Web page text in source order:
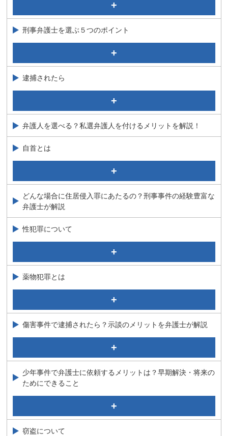
起訴について弁護士が解説
量刑とは
刑事事件と民事事件の違い
刑事事件の種類
警察からの呼び出しがあった場合の対応について弁護士
刑事弁護士を選ぶ５つのポイント
ご本人やご家族とともに力いっぱい闘う姿勢
刑事弁護士を選ぶその他のポイント
多くの問い合わせ実績と豊富な解決事例
実績に裏打ちされた高い専門性とノウハウを持っている
難解な事件にも対応できる
逮捕されたら
何をしたら証拠隠滅になる？証拠隠滅罪について弁護士
前科があるとできないことは？日常生活・将来への影響
を弁護士が解説
夫が逮捕された！？そんなとき妻はどうしたらいい？刑
弁護士をつけた場合のメリット
逮捕から勾留のながれ
接見（面会）したい
逮捕、勾留からの脱却方法
逮捕されるのを防ぎたい
接見禁止がついたら家族と会えないの？一部解除の方法
について弁護士が解説
弁護人を選べる？私選弁護人を付けるメリットを解説！
自首とは
自首で刑は軽くなる？考えるべき３つのこと 弁護士が解
自首とは何ですか？
どんな場合に住居侵入罪にあたるの？刑事事件の経験豊富な
弁護士が解説
性犯罪について
児童ポルノの嫌疑がかかったら？逮捕されちゃうの？
これって公然わいせつ？逮捕される？弁護士の解説で不
安を解消！
強制わいせつ
強制性交（強姦）の弁護活動、不起訴の可能性について
弁護士が解説
どこからが強要罪？脅迫との違いを弁護士が解説
児童買春に関する実際にあったご質問
ＳＮＳ・アプリを使った現代型犯罪の特徴は？弁護士が
解説！！
ストーカー規制法について
強制わいせつ罪で逮捕されると実刑になる？解決事例を
薬物犯罪とは
１．覚せい剤事件等で逮捕された場合の対応
２．検察官時代に手掛けた種々の覚せい剤等の薬物事件
３．覚せい剤事件の現況と歴史
５．覚せい剤等の害毒
大麻取締法違反で逮捕されたら？罰則・事例を弁護士が
解説
同居人が逮捕された！私も捕まる？薬物の共同所持につ
いて弁護士が解説
傷害事件で逮捕されたら？示談のメリットを弁護士が解説
たったこれだけで暴行罪？刑事事件に強い弁護士が解説
公務執行妨害事件について
殺人罪、同未遂罪について
私人逮捕は罪に問われる？逮捕・監禁罪について弁護士
が解説
少年事件で弁護士に依頼するメリットは？早期解決・将来の
ためにできること
少年事件に詳しい弁護士が解説①（逮捕から観護措置ま
少年事件に詳しい弁護士が解説②（少年審判・解決事
窃盗について